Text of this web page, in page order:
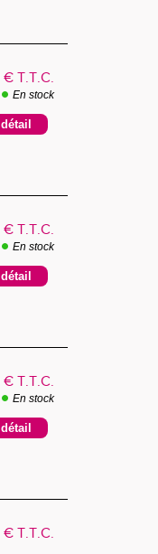
€ T.T.C.
En stock
€ T.T.C.
En stock
€ T.T.C.
En stock
€ T.T.C.